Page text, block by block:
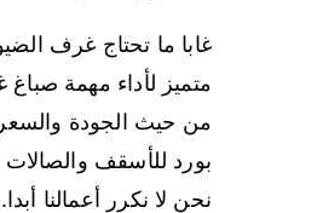
غابا ما تحتاج غرف
متميز لأداء مهمة
من حيث الجودة والسعر
بورد للأسقف
نحن لا نكرر أعمالنا